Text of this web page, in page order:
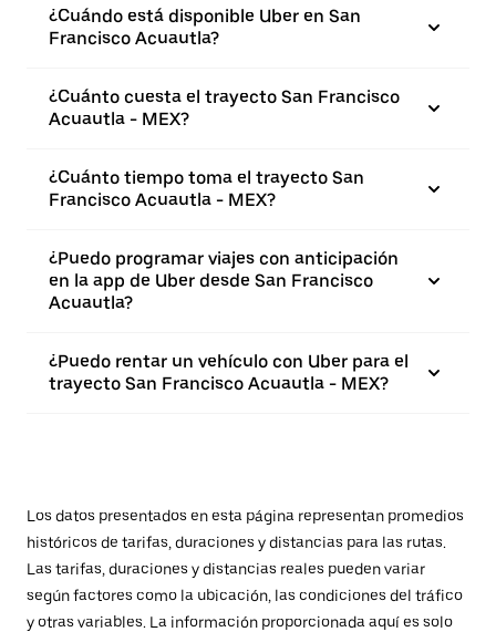
¿Cuándo está disponible Uber en San
Francisco Acuautla?
¿Cuánto cuesta el trayecto San Francisco
Acuautla - MEX?
¿Cuánto tiempo toma el trayecto San
Francisco Acuautla - MEX?
¿Puedo programar viajes con anticipación
en la app de Uber desde San Francisco
Acuautla?
¿Puedo rentar un vehículo con Uber para el
trayecto San Francisco Acuautla - MEX?
Los datos presentados en esta página representan promedios
históricos de tarifas, duraciones y distancias para las rutas.
Las tarifas, duraciones y distancias reales pueden variar
según factores como la ubicación, las condiciones del tráfico
y otras variables. La información proporcionada aquí es solo